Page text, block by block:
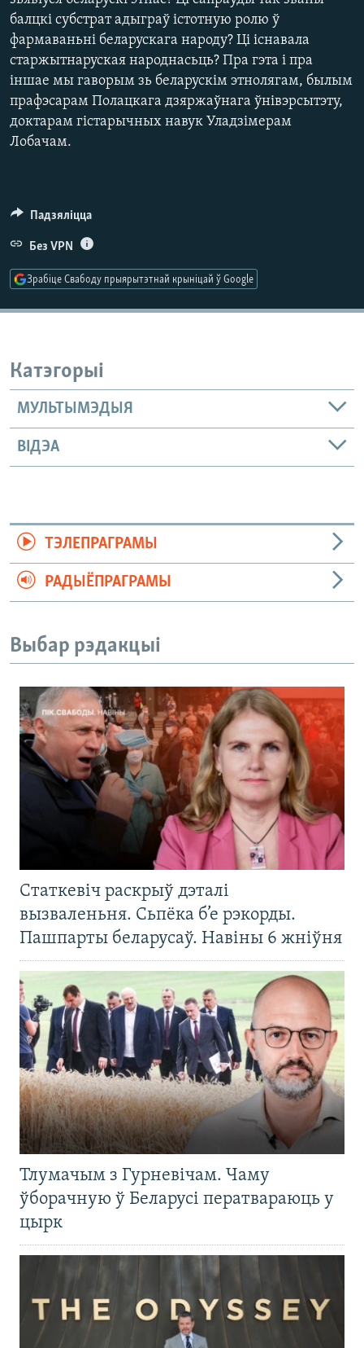
КУЛЬТУРА
КАЛЯНДАР
МОВА
НА ХВАЛЯХ СВАБОДЫ
балцкі субстрат адыграў істотную ролю ў
фармаваньні беларускага народу? Ці існавала
старжытнаруская народнасьць? Пра гэта і пра
іншае мы гаворым зь беларускім этнолягам, былым
прафэсарам Полацкага дзяржаўнага ўнівэрсытэту,
доктарам гістарычных навук Уладзімерам
Лобачам.
Падзяліцца
Без VPN
Зрабіце Свабоду прыярытэтнай крыніцай ў Google
Катэгорыі
МУЛЬТЫМЭДЫЯ
ВІДЭА
ТЭЛЕПРАГРАМЫ
РАДЫЁПРАГРАМЫ
Выбар рэдакцыі
Статкевіч раскрыў дэталі
вызваленьня. Сьпёка б’е рэкорды.
Пашпарты беларусаў. Навіны 6 жніўня
Тлумачым з Гурневічам. Чаму
ўборачную ў Беларусі ператвараюць у
цырк